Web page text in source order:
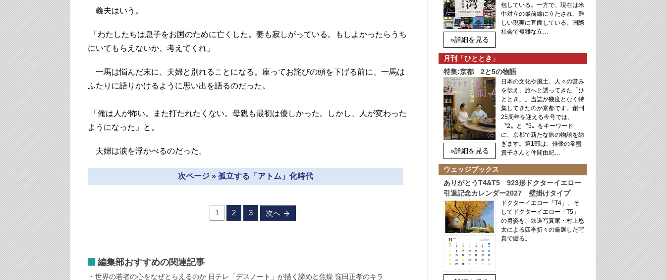
義夫はいう。
「わたしたちは息子をお国のために亡くした。妻も寂しがっている。もしよかったらうち
にいてもらえないか、考えてくれ」
一馬は悩んだ末に、夫婦と別れることになる。座ってお詫びの頭を下げる前に、一馬は
ふたりに語りかけるように思い出を語るのだった。
「俺は人が怖い。また打たれたくない。母親も最初は優しかった。しかし、人が変わった
ようになった」と。
夫婦は涙を浮かべるのだった。
次ページ » 孤立する「アトム」化時代
1 2 3 次へ
編集部おすすめの関連記事
世界の若者の心をなぜとらえるのか 日テレ「デスノート」が描く諦めと焦燥 窪田正孝のキラ
»詳細を見る
包している。一方で、現在は米
中対立の最前線に立たされ、難
しい現実に直面している。国際
社会で複雑な立…
月刊「ひととき」
特集:京都 2と5の物語
»詳細を見る
日本の文化や風土、人々の営み
を伝え、旅へと誘ってきた「ひ
ととき」。当誌が幾度となく特
集してきたのが京都です。創刊
25周年を迎える今号では、
〝2〟と〝5〟をキーワード
に、京都で新たな旅の物語を紡
ぎます。第1部は、俳優の常盤
貴子さんと仲間由紀…
ウェッジブックス
ありがとうT4&T5 923形ドクターイエロー
引退記念カレンダー2027 壁掛けタイプ
ドクターイエロー「T4」、そ
してドクターイエロー「T5」
の勇姿を、鉄道写真家・村上悠
太による四季折々の厳選した写
真で綴る。